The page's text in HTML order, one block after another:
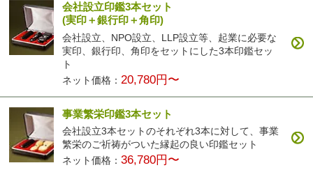
会社設立印鑑3本セット
(実印＋銀行印＋角印)
会社設立、NPO設立、LLP設立等、起業に必要な
実印、銀行印、角印をセットにした3本印鑑セッ
ト
ネット価格： 20,780円〜
事業繁栄印鑑3本セット
会社設立3本セットのそれぞれ3本に対して、事業
繁栄のご祈祷がついた縁起の良い印鑑セット
ネット価格：36,780円〜